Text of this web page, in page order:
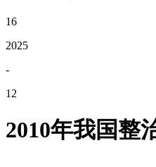
16
2025
-
12
2010年我国整